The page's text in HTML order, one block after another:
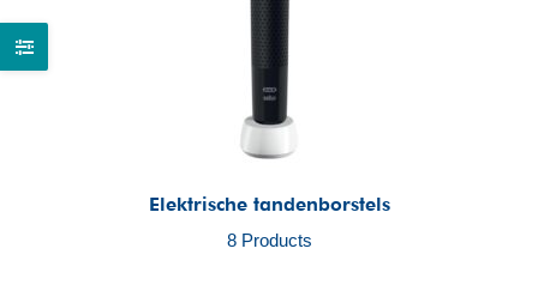
Elektrische tandenborstels
8 Products